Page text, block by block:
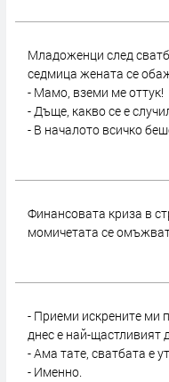
Младоженци след
седмица жената се
- Мамо, вземи ме оттук!
- Дъще, какво се е
- В началото всичко
Финансовата криза в
момичетата се
- Приеми искрените ми
днес е най-щастливият
- Ама тате, сватбата е
- Именно.